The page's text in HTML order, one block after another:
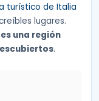
turístico de Italia
lugares.
una región
.